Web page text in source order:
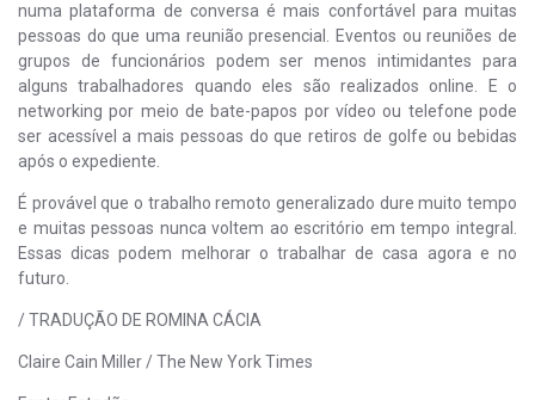
numa plataforma de conversa é mais confortável para muitas
pessoas do que uma reunião presencial. Eventos ou reuniões de
grupos de funcionários podem ser menos intimidantes para
alguns trabalhadores quando eles são realizados online. E o
networking por meio de bate-papos por vídeo ou telefone pode
ser acessível a mais pessoas do que retiros de golfe ou bebidas
após o expediente.
É provável que o trabalho remoto generalizado dure muito tempo
e muitas pessoas nunca voltem ao escritório em tempo integral.
Essas dicas podem melhorar o trabalhar de casa agora e no
futuro.
/ TRADUÇÃO DE ROMINA CÁCIA
Claire Cain Miller / The New York Times